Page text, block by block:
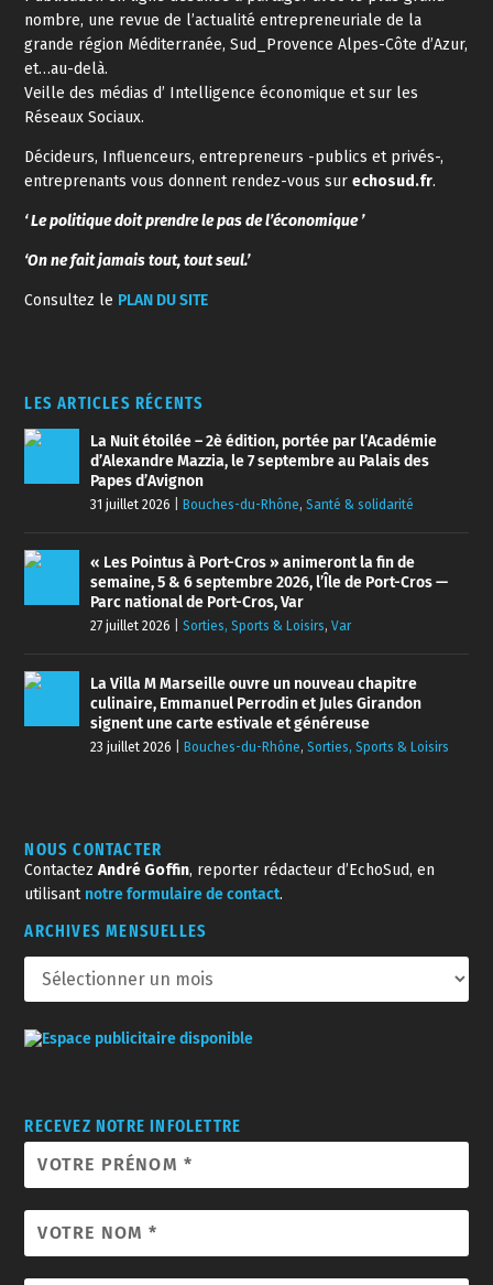
nombre, une revue de l’actualité entrepreneuriale de la
grande région Méditerranée, Sud_Provence Alpes-Côte d’Azur,
et…au-delà.
Veille des médias d’ Intelligence économique et sur les
Réseaux Sociaux.
Décideurs, Influenceurs, entrepreneurs -publics et privés-,
entreprenants vous donnent rendez-vous surechosud.fr.
‘ Le politique doit prendre le pas de l’économique ’
‘On ne fait jamais tout, tout seul.’
Consultez le PLAN DU SITE
LES ARTICLES RÉCENTS
La Nuit étoilée – 2è édition, portée par l’Académie
d’Alexandre Mazzia, le 7 septembre au Palais des
Papes d’Avignon
31 juillet 2026 Bouches-du-Rhône,Santé & solidarité
« Les Pointus à Port-Cros » animeront la fin de
semaine, 5 & 6 septembre 2026, l’Île de Port-Cros —
Parc national de Port-Cros, Var
27 juillet 2026 |Sorties, Sports & Loisirs,Var
La Villa M Marseille ouvre un nouveau chapitre
culinaire, Emmanuel Perrodin et Jules Girandon
signent une carte estivale et généreuse
23 juillet 2026 Bouches-du-Rhône,Sorties, Sports & Loisirs
NOUS CONTACTER
ContactezAndré Goffin, reporter rédacteur d’EchoSud, en
utilisant notre formulaire de contact.
ARCHIVES MENSUELLES
RECEVEZ NOTRE INFOLETTRE